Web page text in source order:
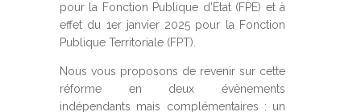
pour la Fonction Publique d’Etat (FPE) et à
effet du 1er janvier 2025 pour la Fonction
Publique Territoriale (FPT).
Nous vous proposons de revenir sur cette
réforme en deux évènements
indépendants mais complémentaires : un